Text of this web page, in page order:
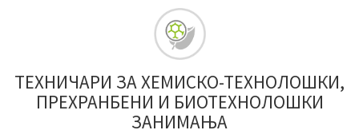
ТЕХНИЧАРИ ЗА ХЕМИСКО-ТЕХНОЛОШКИ,
ПРЕХРАНБЕНИ И БИОТЕХНОЛОШКИ
ЗАНИМАЊА